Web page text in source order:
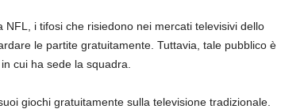
i tifosi che risiedono nei mercati televisivi dello
le partite gratuitamente. Tuttavia, tale pubblico è
cui ha sede la squadra.
giochi gratuitamente sulla televisione tradizionale.